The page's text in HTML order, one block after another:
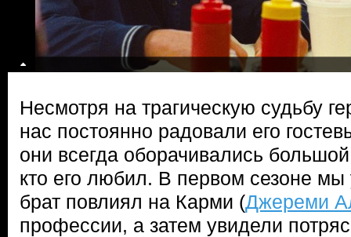
Несмотря на трагическую судьбу
нас постоянно радовали его
они всегда оборачивались
кто его любил. В первом сезоне мы
брат повлиял на Карми (Джереми
профессии, а затем увидели